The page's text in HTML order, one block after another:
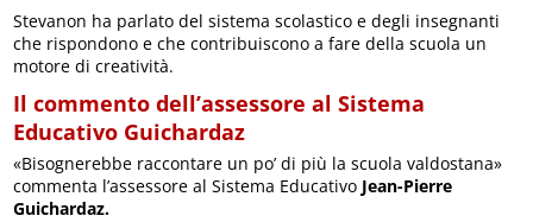
Stevanon ha parlato del sistema scolastico e degli insegnanti
che rispondono e che contribuiscono a fare della scuola un
motore di creatività.
Il commento dell’assessore al Sistema
Educativo Guichardaz
«Bisognerebbe raccontare un po’ di più la scuola valdostana»
commenta l’assessore al Sistema Educativo Jean-Pierre
Guichardaz.